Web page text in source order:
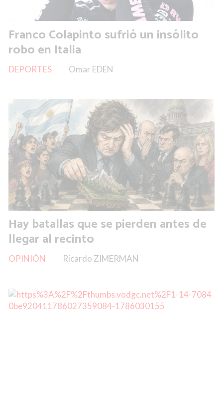
Franco Colapinto sufrió un insólito
robo en Italia
Omar EDEN
DEPORTES
Hay batallas que se pierden antes de
llegar al recinto
Ricardo ZIMERMAN
OPINIÓN